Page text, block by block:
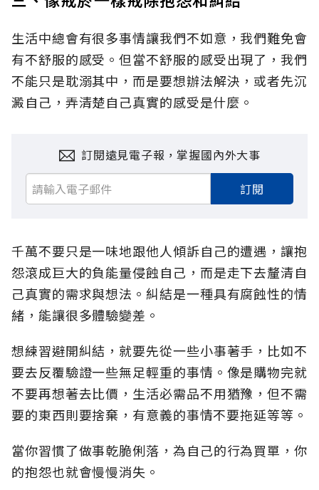
生活中總會有很多事情讓我們不如意，我們難免會
有不舒服的感受。但當不舒服的感受出現了，我們
不能只是耽溺其中，而是要想辦法解決，或者先沉
澱自己，弄清楚自己真實的感受是什麼。
訂閱遠見電子報，掌握國內外大事
訂閱
千萬不要只是一味地跟他人傾訴自己的遭遇，讓抱
怨滾成巨大的負能量侵蝕自己，而是走下去釐清自
己真實的需求與想法。糾結是一種具有腐蝕性的情
緒，能讓很多體驗變差。
想練習避開糾結，就要先從一些小事著手，比如不
要去反覆驗證一些無足輕重的事情。像是購物完就
不要再想著去比價，生活必需品不用猶豫，但不需
要的東西則要捨棄，有意義的事情不要拖延等等。
當你習慣了做事乾脆俐落，為自己的行為買單，你
的抱怨也就會慢慢消失。